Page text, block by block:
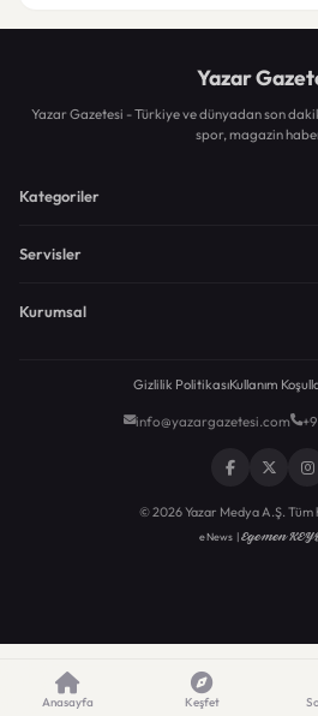
Yazar
Yazar Gazetesi - Türkiye ve dünyadan son
spor, magazin
Kategoriler
Servisler
Kurumsal
Gizlilik PolitikasıKullanım
info@yazargazetesi.com
© 2026 Yazar Medya A.Ş. Tüm
eNews |Egemen
Anasayfa Keşfet